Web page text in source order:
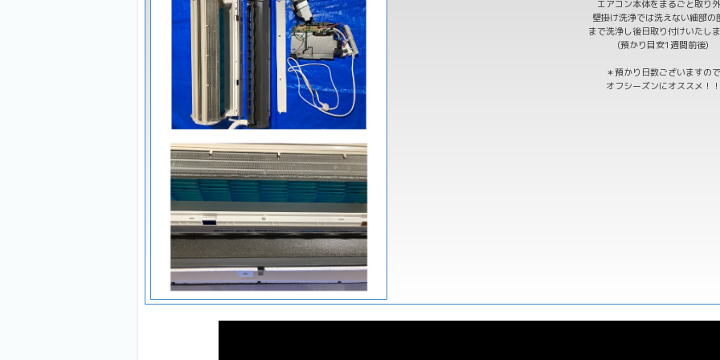
エアコン本体をまるごと取り
壁掛け洗浄では洗えない細部の
まで洗浄し後日取り付けいたしま
(預かり目安1週間前後)
＊預かり日数ございますので
オフシーズンにオススメ！！